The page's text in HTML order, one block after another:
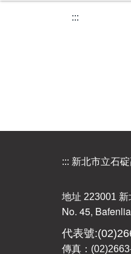
:::
::: 新北市立石
地址 223001
No. 45,
代表號
傳真：